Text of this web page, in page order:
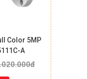
Color 5MP
A